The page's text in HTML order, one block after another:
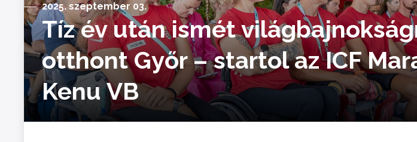
2025. szeptember 03.
Tíz év után ismét
otthont Győr – startol az ICF
Kenu VB